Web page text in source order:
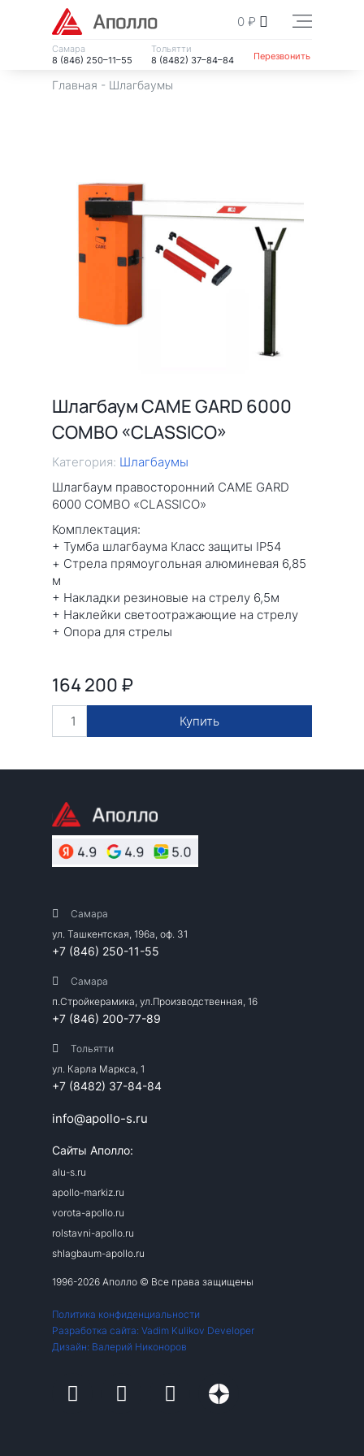
Самара
8 (846) 250–11–55
Тольятти
8 (8482) 37–84–84
0 ₽
Перезвонить
Главная - Шлагбаумы
Шлагбаум CAME GARD 6000
COMBO «CLASSICO»
Категория: Шлагбаумы
Шлагбаум правосторонний CAME GARD
6000 COMBO «CLASSICO»
Комплектация:
+ Тумба шлагбаума Класс защиты IP54
+ Стрела прямоугольная алюминевая 6,85
м
+ Накладки резиновые на стрелу 6,5м
+ Наклейки светоотражающие на стрелу
+ Опора для стрелы
164 200 ₽
Купить
Самара
ул. Ташкентская, 196а, оф. 31
+7 (846) 250-11-55
Самара
п.Стройкерамика, ул.Производственная, 16
+7 (846) 200-77-89
Тольятти
ул. Карла Маркса, 1
+7 (8482) 37-84-84
info@apollo-s.ru
Сайты Аполло:
alu-s.ru
apollo-markiz.ru
vorota-apollo.ru
rolstavni-apollo.ru
shlagbaum-apollo.ru
1996-2026 Аполло © Все права защищены
Политика конфиденциальности
Разработка сайта: Vadim Kulikov Developer
Дизайн: Валерий Никоноров